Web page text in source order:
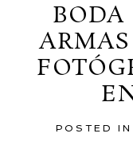
POSTED IN